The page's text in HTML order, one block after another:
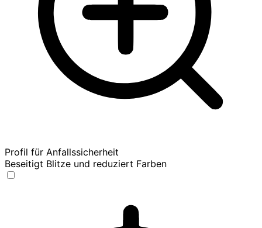
Profil für Anfallssicherheit
Beseitigt Blitze und reduziert Farben